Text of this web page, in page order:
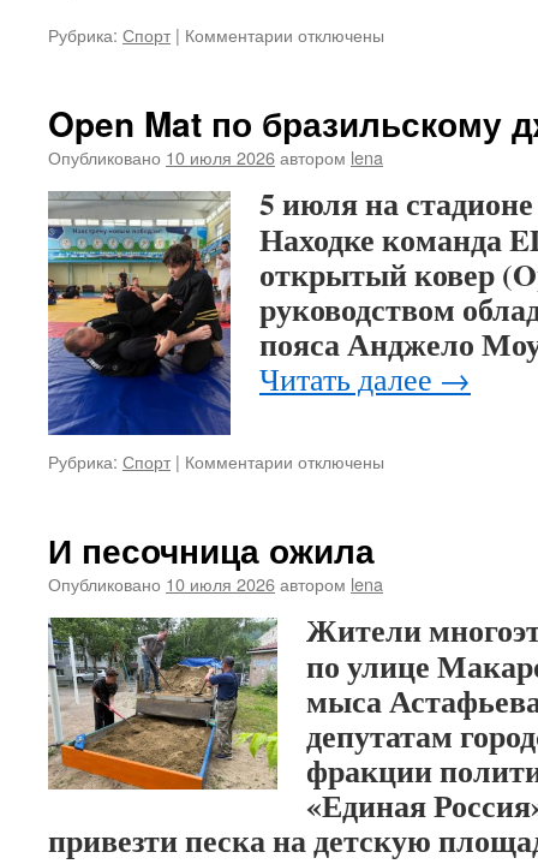
Рубрика: Спорт | Комментарии к
и
отдохнули
отключены
Open Mat по бразильскому
Опубликовано 10 июля 2026автором lena
5 июля на
Находке команда
открытый ковер
руководством
пояса Анджело
Читать далее →
Рубрика: Спорт | Комментарии к
по
бразильскому
джитсу
отключены
И песочница ожила
Опубликовано 10 июля 2026автором lena
Жители
по улице
мыса
депутатам
фракции
«Единая
привезти песка на детскую